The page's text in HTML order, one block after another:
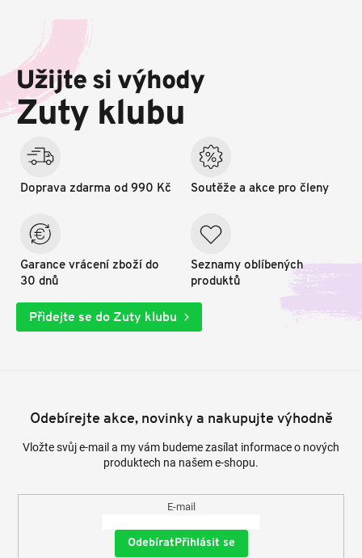
a
í
Užijte si výhody
Zuty klubu
Doprava zdarma od 990 Kč
Garance vrácení zboží do
30 dnů
Soutěže a akce pro členy
Seznamy oblíbených
produktů
Přidejte se do Zuty klubu
Odebírejte akce, novinky a nakupujte výhodně
Vložte svůj e-mail a my vám budeme zasílat informace o nových
produktech na našem e-shopu.
E-mail
Přihlásit se